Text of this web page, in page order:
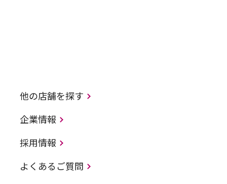
他の店舗を探す
企業情報
採用情報
よくあるご質問